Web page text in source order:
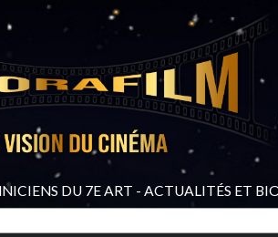
DU 7E ART - ACTUALITÉS ET